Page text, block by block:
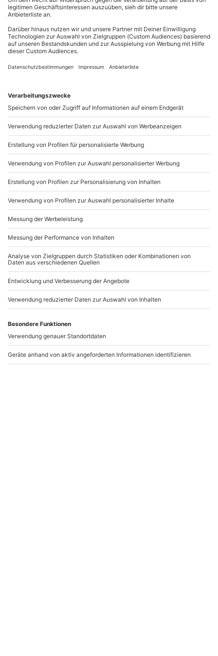
Mo-Fr: 8-20 Uhr | Sa: 10-16 Uhr
Du möchtest als Firma bestellen?
Sichere Dir attraktive Firmenkunden Vorteile.
Mo-Fr: 9-17 Uhr
b2b@mydays.de
www.b2b.mydays.de/
Artikelnummer:59878
Andere Produkte entdecken
-15% CLUB DEAL
Klettersteig für
Wien
1 Person
99,90 €
Hochseilgarten & E-
1 Person
149,90 €